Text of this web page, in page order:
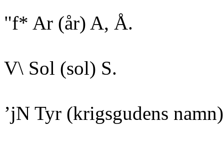
"f* Ar (år) A, Å.
V\ Sol (sol) S.
’jN Tyr (krigsgudens